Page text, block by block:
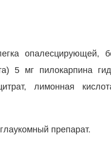
опалесцирующей,
мг пилокарпина
лимонная
препарат.